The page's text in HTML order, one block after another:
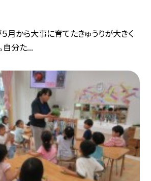
月から大事に育てたきゅうりが大きく
自分た...